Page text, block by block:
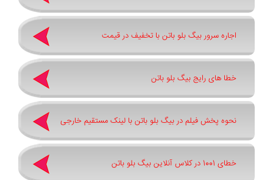
اجاره سرور بیگ بلو باتن با تخفیف در قیمت
خطا های رایج بیگ بلو باتن
نحوه پخش فیلم در بیگ بلو باتن با لینک مستقیم خارجی
خطای 1001 در کلاس آنلاین بیگ بلو باتن